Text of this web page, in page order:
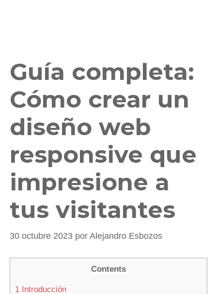
Guía completa:
Cómo crear un
diseño web
responsive que
impresione a
tus visitantes
30 octubre 2023 por Alejandro Esbozos
Contents
1 Introducción